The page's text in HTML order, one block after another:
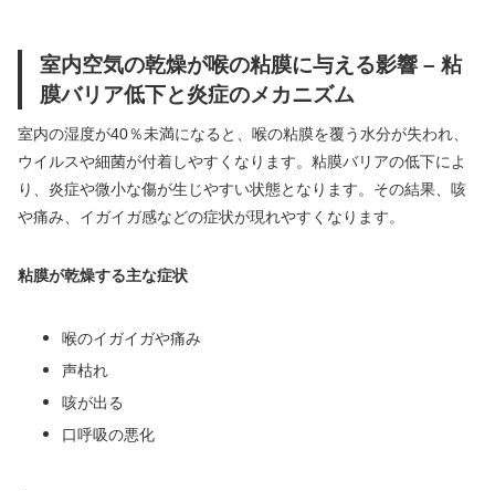
室内空気の乾燥が喉の粘膜に与える影響 – 粘
膜バリア低下と炎症のメカニズム
室内の湿度が40％未満になると、喉の粘膜を覆う水分が失われ、
ウイルスや細菌が付着しやすくなります。粘膜バリアの低下によ
り、炎症や微小な傷が生じやすい状態となります。その結果、咳
や痛み、イガイガ感などの症状が現れやすくなります。
粘膜が乾燥する主な症状
喉のイガイガや痛み
声枯れ
咳が出る
口呼吸の悪化